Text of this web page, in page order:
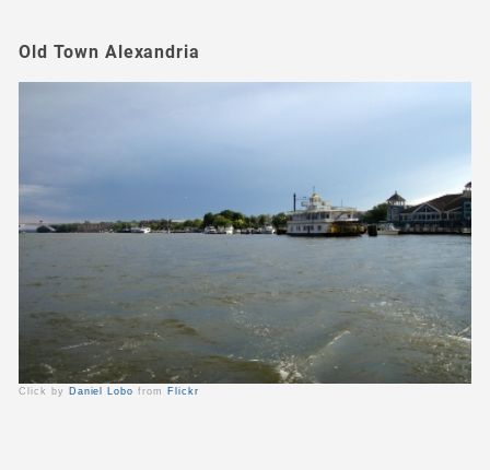
Click by Daniel Lobo from Flickr
Old Town Alexandria